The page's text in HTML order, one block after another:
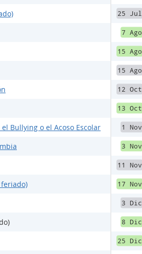
Bullying o el Acoso Escolar
25 Jul
7 Ago
15 Ago
15 Ago
12 Oct
13 Oct
1 Nov
3 Nov
11 Nov
17 Nov
3 Dic
8 Dic
25 Dic